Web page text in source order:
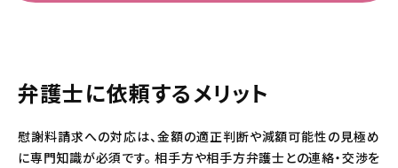
弁護士に依頼するメリット
慰謝料請求への対応は、金額の適正判断や減額可能性の見極め
に専門知識が必須です。 相手方や相手方弁護士との連絡・交渉を